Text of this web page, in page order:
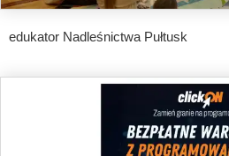
edukator Nadleśnictwa Pułtusk